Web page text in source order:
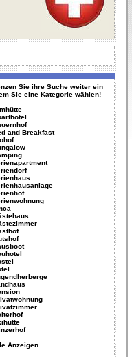
Sie ihre Suche weiter ein
Sie eine Kategorie wählen!
and Breakfast
Anzeigen